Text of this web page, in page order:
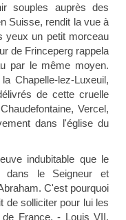
souples auprès des
Suisse, rendit la vue à
yeux un petit morceau
de Frinceperg rappela
par le même moyen.
Chapelle-lez-Luxeuil,
de cette cruelle
Vercel,
dans l'église du
indubitable que le
dans le Seigneur et
C'est pourquoi
de solliciter pour lui les
France, - Louis VII,